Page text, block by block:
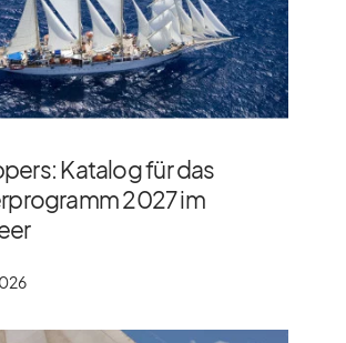
Katalog für das
2027 im